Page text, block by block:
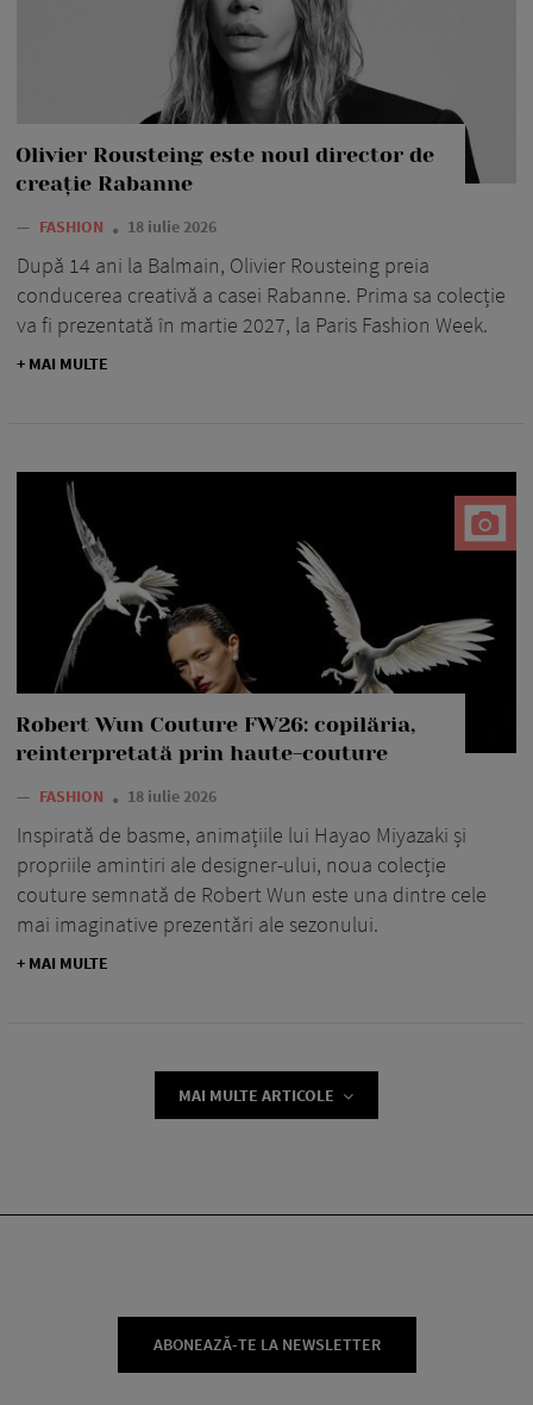
Olivier Rousteing este noul director de
creație Rabanne
— FASHION 18 iulie 2026
După 14 ani la Balmain, Olivier Rousteing preia
conducerea creativă a casei Rabanne. Prima sa colecție
va fi prezentată în martie 2027, la Paris Fashion Week.
+ MAI MULTE
Robert Wun Couture FW26: copilăria,
reinterpretată prin haute-couture
— FASHION 18 iulie 2026
Inspirată de basme, animațiile lui Hayao Miyazaki și
propriile amintiri ale designer-ului, noua colecție
couture semnată de Robert Wun este una dintre cele
mai imaginative prezentări ale sezonului.
+ MAI MULTE
MAI MULTE ARTICOLE
ABONEAZĂ-TE LA NEWSLETTER